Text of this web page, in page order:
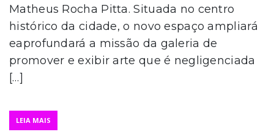
Matheus Rocha Pitta. Situada no centro
histórico da cidade, o novo espaço ampliará
eaprofundará a missão da galeria de
promover e exibir arte que é negligenciada
[…]
LEIA MAIS